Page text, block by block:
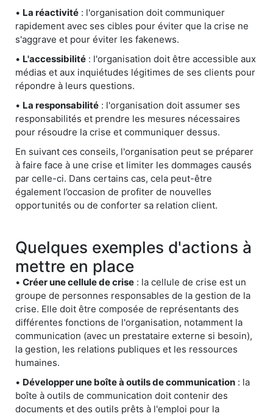
• La réactivité : l'organisation doit communiquer
rapidement avec ses cibles pour éviter que la crise ne
s'aggrave et pour éviter les fakenews.
• L'accessibilité : l'organisation doit être accessible aux
médias et aux inquiétudes légitimes de ses clients pour
répondre à leurs questions.
• La responsabilité : l'organisation doit assumer ses
responsabilités et prendre les mesures nécessaires
pour résoudre la crise et communiquer dessus.
En suivant ces conseils, l'organisation peut se préparer
à faire face à une crise et limiter les dommages causés
par celle-ci. Dans certains cas, cela peut-être
également l’occasion de profiter de nouvelles
opportunités ou de conforter sa relation client.
Quelques exemples d'actions à
mettre en place
• Créer une cellule de crise : la cellule de crise est un
groupe de personnes responsables de la gestion de la
crise. Elle doit être composée de représentants des
différentes fonctions de l'organisation, notamment la
communication (avec un prestataire externe si besoin),
la gestion, les relations publiques et les ressources
humaines.
• Développer une boîte à outils de communication : la
boîte à outils de communication doit contenir des
documents et des outils prêts à l'emploi pour la